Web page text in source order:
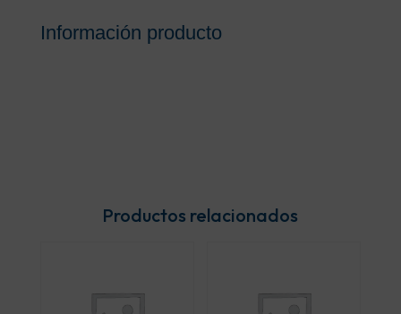
Información producto
Productos relacionados